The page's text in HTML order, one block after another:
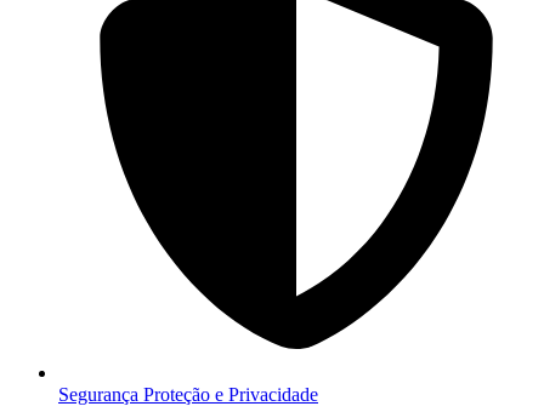
Segurança Proteção e Privacidade